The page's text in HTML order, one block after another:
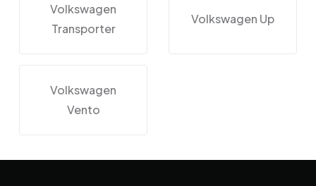
Volkswagen
Transporter
Volkswagen Up
Volkswagen
Vento